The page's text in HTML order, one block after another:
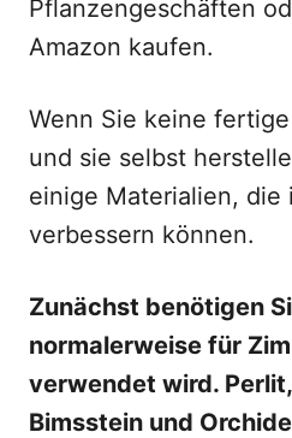
Pflanzengeschäften
Amazon kaufen.
Wenn Sie keine
und sie selbst
einige Materialien, die
verbessern können.
Zunächst benötigen
normalerweise für
verwendet wird.
Bimsstein und